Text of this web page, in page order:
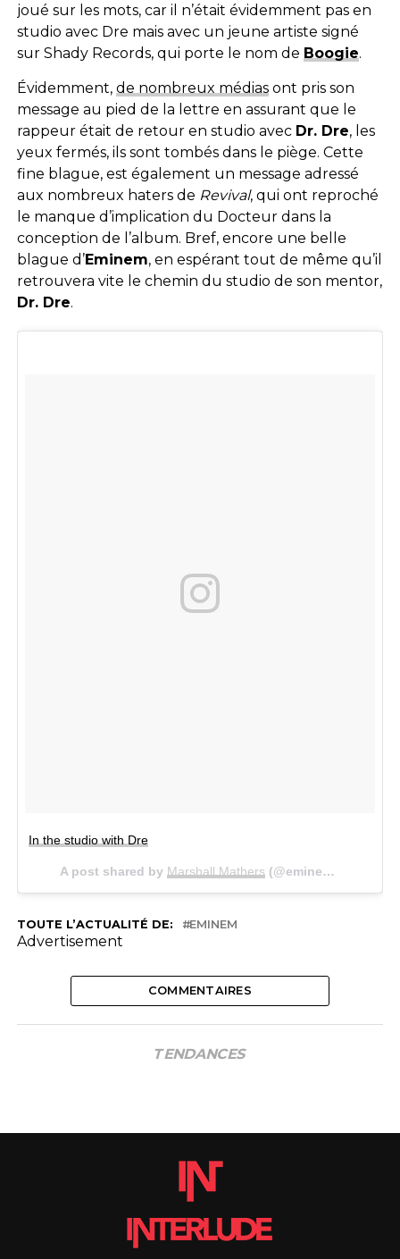
joué sur les mots, car il n’était évidemment pas en
studio avec Dre mais avec un jeune artiste signé
sur Shady Records, qui porte le nom de Boogie.
Évidemment, de nombreux médiasont pris son
message au pied de la lettre en assurant que le
rappeur était de retour en studio avec Dr. Dre, les
yeux fermés, ils sont tombés dans le piège. Cette
fine blague, est également un message adressé
aux nombreux haters de Revival, qui ont reproché
le manque d’implication du Docteur dans la
conception de l’album. Bref, encore une belle
blague d’Eminem, en espérant tout de même qu’il
retrouvera vite le chemin du studio de son mentor,
Dr. Dre.
In the studio with Dre
A post shared by Marshall Mathers (@eminem) on
TOUTE L’ACTUALITÉ DE: EMINEM
Advertisement
COMMENTAIRES
TENDANCES